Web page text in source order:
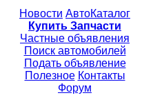
Новости АвтоКаталог
Купить Запчасти
Частные объявления
Поиск автомобилей
Подать объявление
Полезное Контакты
Форум